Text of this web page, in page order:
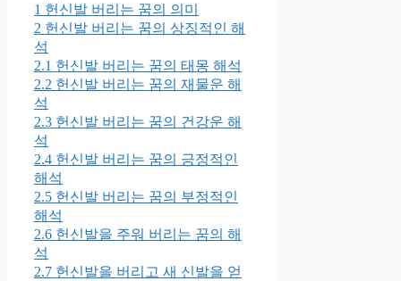
1 헌신발 버리는 꿈의 의미
2 헌신발 버리는 꿈의 상징적인 해
석
2.1 헌신발 버리는 꿈의 태몽 해석
2.2 헌신발 버리는 꿈의 재물운 해
석
2.3 헌신발 버리는 꿈의 건강운 해
석
2.4 헌신발 버리는 꿈의 긍정적인
해석
2.5 헌신발 버리는 꿈의 부정적인
해석
2.6 헌신발을 주워 버리는 꿈의 해
석
2.7 헌신발을 버리고 새 신발을 얻